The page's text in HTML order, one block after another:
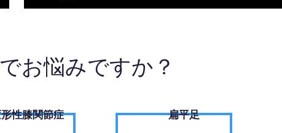
お悩みですか？
性膝関節症 扁平足